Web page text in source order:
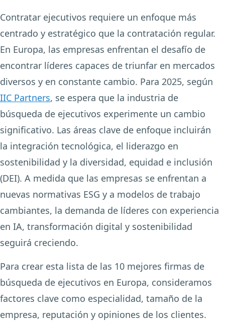
Contratar ejecutivos requiere un enfoque más
centrado y estratégico que la contratación regular.
En Europa, las empresas enfrentan el desafío de
encontrar líderes capaces de triunfar en mercados
diversos y en constante cambio. Para 2025, según
IIC Partners, se espera que la industria de
búsqueda de ejecutivos experimente un cambio
significativo. Las áreas clave de enfoque incluirán
la integración tecnológica, el liderazgo en
sostenibilidad y la diversidad, equidad e inclusión
(DEI). A medida que las empresas se enfrentan a
nuevas normativas ESG y a modelos de trabajo
cambiantes, la demanda de líderes con experiencia
en IA, transformación digital y sostenibilidad
seguirá creciendo.
Para crear esta lista de las 10 mejores firmas de
búsqueda de ejecutivos en Europa, consideramos
factores clave como especialidad, tamaño de la
empresa, reputación y opiniones de los clientes.